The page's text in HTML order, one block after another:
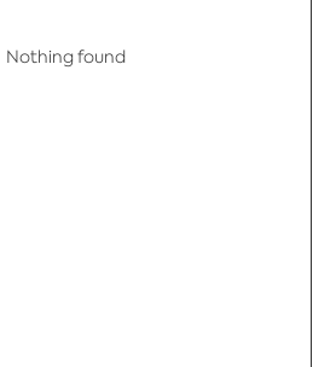
Nothing found